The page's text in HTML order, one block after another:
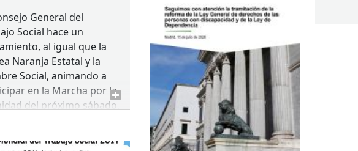
General del
Social hace un
al igual que la
Naranja Estatal y la
Social, animando a
en la Marcha por la
del próximo sábado,